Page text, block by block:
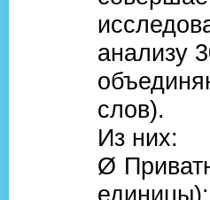
анализу
слов).
Из них:
Ø